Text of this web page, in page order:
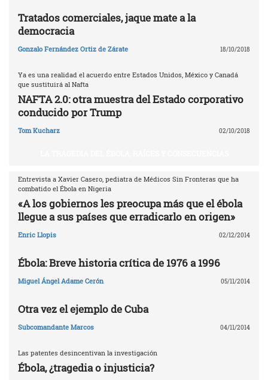
Tratados comerciales, jaque mate a la
democracia
Gonzalo Fernández Ortiz de Zárate 18/10/2018
Ya es una realidad el acuerdo entre Estados Unidos, México y Canadá
que sustituirá al Nafta
NAFTA 2.0: otra muestra del Estado corporativo
conducido por Trump
Tom Kucharz 02/10/2018
Entrevista a Xavier Casero, pediatra de Médicos Sin Fronteras que ha
combatido el Ébola en Nigeria
«A los gobiernos les preocupa más que el ébola
llegue a sus países que erradicarlo en origen»
Enric Llopis 02/12/2014
Ébola: Breve historia crítica de 1976 a 1996
Miguel Ángel Adame Cerón 05/11/2014
Otra vez el ejemplo de Cuba
Subcomandante Marcos 04/11/2014
Las patentes desincentivan la investigación
Ébola, ¿tragedia o injusticia?